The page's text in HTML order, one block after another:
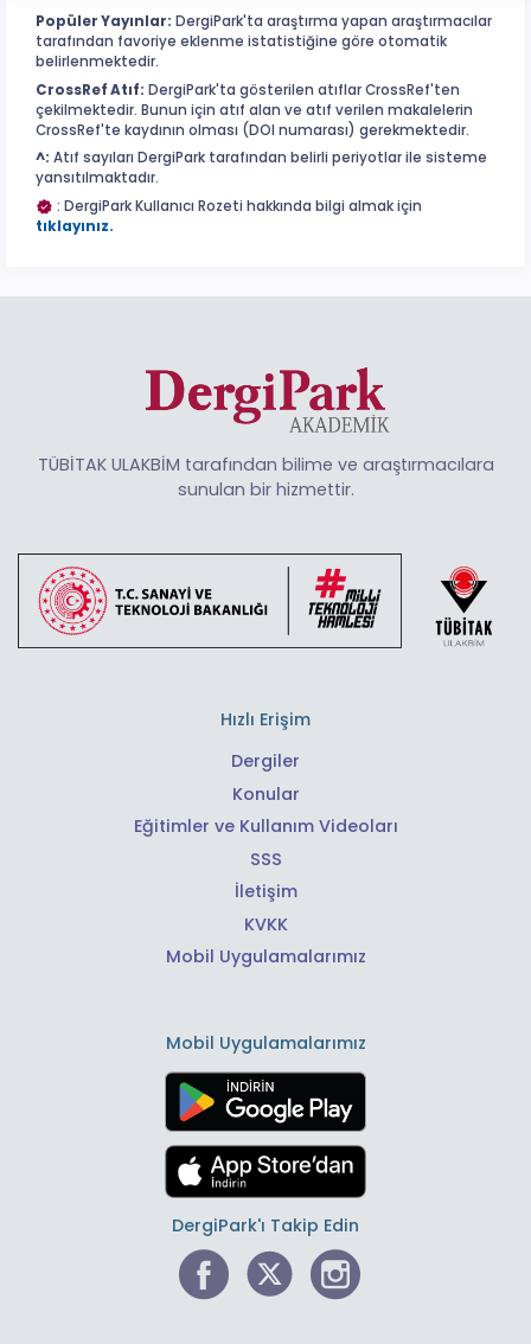
Popüler Yayınlar: DergiPark'ta araştırma yapan araştırmacılar
tarafından favoriye eklenme istatistiğine göre otomatik
belirlenmektedir.
CrossRef Atıf: DergiPark'ta gösterilen atıflar CrossRef'ten
çekilmektedir. Bunun için atıf alan ve atıf verilen makalelerin
CrossRef'te kaydının olması (DOI numarası) gerekmektedir.
^: Atıf sayıları DergiPark tarafından belirli periyotlar ile sisteme
yansıtılmaktadır.
: DergiPark Kullanıcı Rozeti hakkında bilgi almak için
tıklayınız.
TÜBİTAK ULAKBİM tarafından bilime ve araştırmacılara
sunulan bir hizmettir.
Hızlı Erişim
Dergiler
Konular
Eğitimler ve Kullanım Videoları
SSS
İletişim
KVKK
Mobil Uygulamalarımız
Mobil Uygulamalarımız
DergiPark'ı Takip Edin